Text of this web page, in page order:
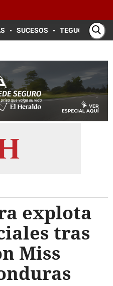
SUCESOS TEGUCIGALPA
explota
tras
Miss